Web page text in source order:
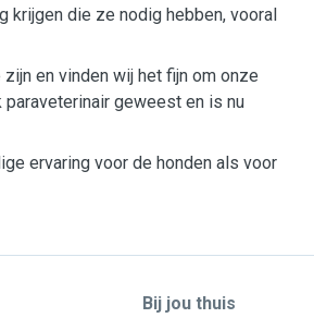
krijgen die ze nodig hebben, vooral
en vinden wij het fijn om onze
geweest en is nu
ervaring voor de honden als voor
Bij jou thuis